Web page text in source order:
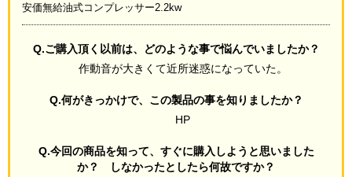
安価無給油式コンプレッサー2.2kw
Q.ご購入頂く以前は、どのような事で悩んでいましたか？
作動音が大きくて近所迷惑になっていた。
Q.何がきっかけで、この製品の事を知りましたか？
HP
Q.今回の商品を知って、すぐに購入しようと思いました
か？ しなかったとしたら何故ですか？